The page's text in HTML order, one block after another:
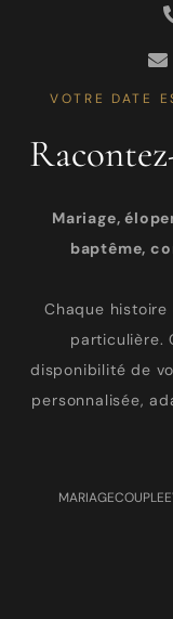
VOTRE DATE
Mariage,
baptême,
Chaque
particulière.
disponibilité de
personnalisée,
MARIAGECOUPLE